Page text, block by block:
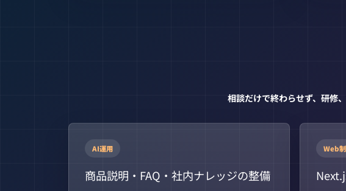
相談だけで終わらせず、研修
AI運用
商品説明・FAQ・社内ナレッジの整備
Web